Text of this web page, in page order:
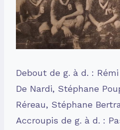
Debout de g. à d. :
De Nardi, Stéphane
Réreau, Stéphane
Accroupis de g. à d. :